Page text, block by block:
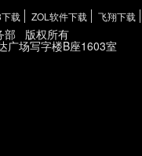
载 ZOL软件下载 飞翔下载
部 版权所有
广场写字楼B座1603室